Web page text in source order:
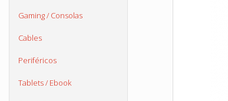
Gaming / Consolas
Cables
Periféricos
Tablets / Ebook